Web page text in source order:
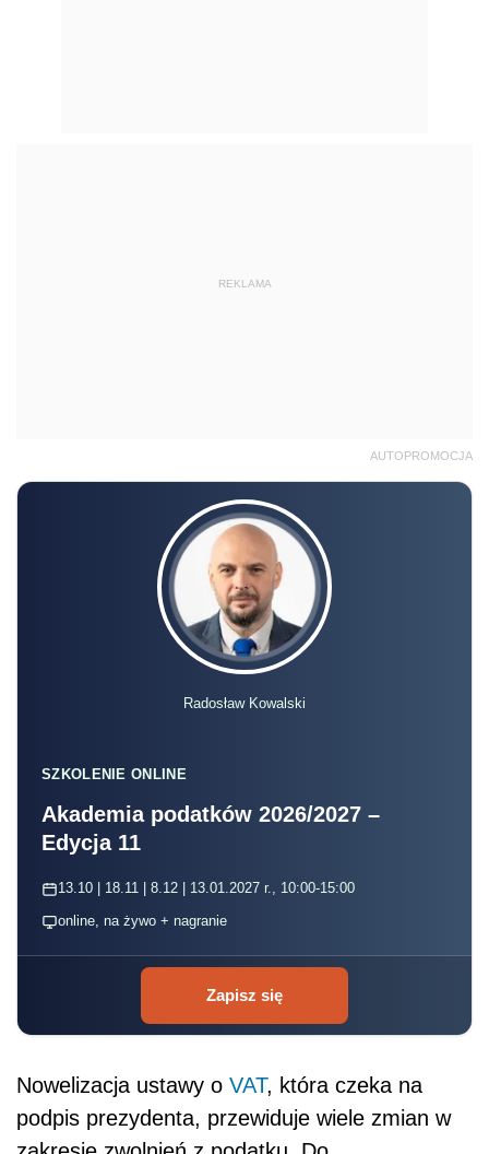
REKLAMA
AUTOPROMOCJA
Radosław Kowalski
SZKOLENIE ONLINE
Akademia podatków 2026/2027 –
Edycja 11
13.10 | 18.11 | 8.12 | 13.01.2027 r., 10:00-15:00
online, na żywo + nagranie
Zapisz się
Nowelizacja ustawy o VAT, która czeka na
podpis prezydenta, przewiduje wiele zmian w